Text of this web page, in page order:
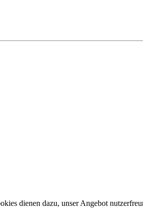
dienen dazu, unser Angebot